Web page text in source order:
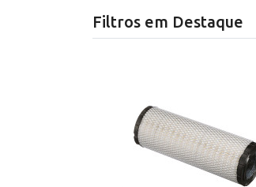
Filtros em Destaque